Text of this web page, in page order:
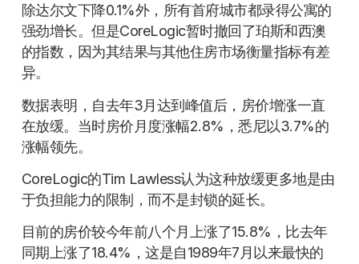
除达尔文下降0.1%外，所有首府城市都录得公寓的
强劲增长。但是CoreLogic暂时撤回了珀斯和西澳
的指数，因为其结果与其他住房市场衡量指标有差
异。
数据表明，自去年3月达到峰值后，房价增涨一直
在放缓。当时房价月度涨幅2.8%，悉尼以3.7%的
涨幅领先。
CoreLogic的Tim Lawless认为这种放缓更多地是由
于负担能力的限制，而不是封锁的延长。
目前的房价较今年前八个月上涨了15.8%，比去年
同期上涨了18.4%，这是自1989年7月以来最快的